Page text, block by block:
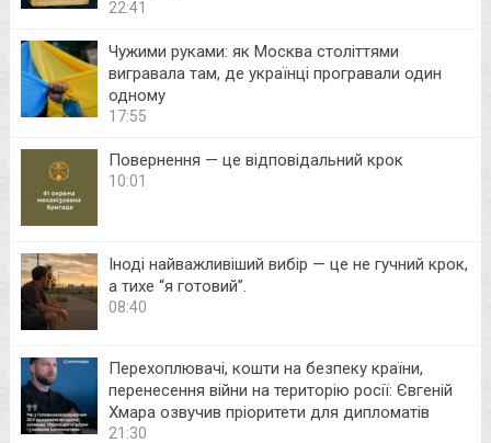
22:41
Чужими руками: як Москва століттями
вигравала там, де українці програвали один
одному
17:55
Повернення — це відповідальний крок
10:01
Іноді найважливіший вибір — це не гучний крок,
а тихе “я готовий”.
08:40
Перехоплювачі, кошти на безпеку країни,
перенесення війни на територію росії: Євгеній
Хмара озвучив пріоритети для дипломатів
21:30